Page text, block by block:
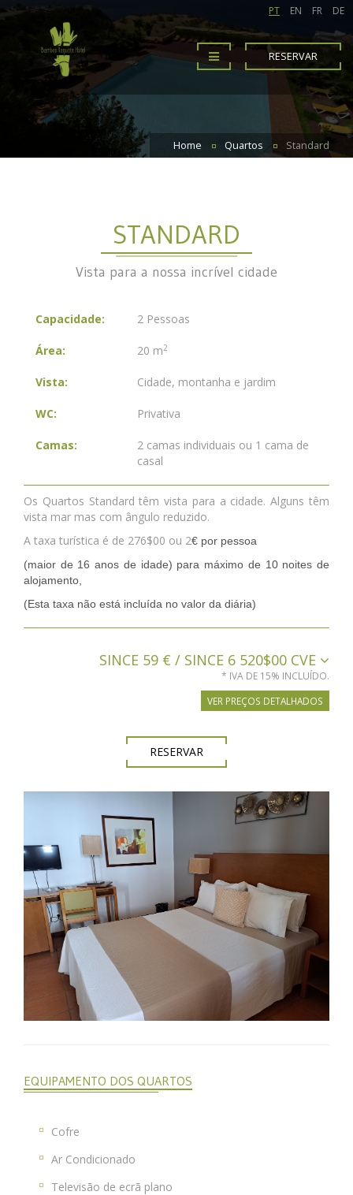
PT EN FR DE
RESERVAR
Home Quartos Standard
STANDARD
Vista para a nossa incrível cidade
Capacidade: 2 Pessoas
Área: 20 m2
Vista: Cidade, montanha e jardim
WC: Privativa
Camas:
2 camas individuais ou 1 cama de
casal
Os Quartos Standard têm vista para a cidade. Alguns têm
vista mar mas com ângulo reduzido.
A taxa turística é de 276$00 ou 2€ por pessoa
(maior de 16 anos de idade) para máximo de 10 noites de
alojamento,
(Esta taxa não está incluída no valor da diária)
SINCE 59 € / SINCE 6 520$00 CVE
* IVA DE 15% INCLUÍDO.
VER PREÇOS DETALHADOS
RESERVAR
EQUIPAMENTO DOS QUARTOS
Cofre
Ar Condicionado
Televisão de ecrã plano